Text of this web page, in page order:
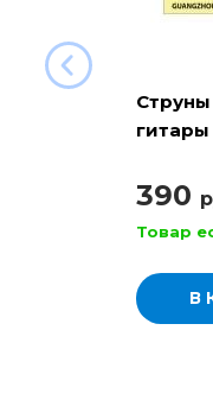
гитары
390
Товар
В